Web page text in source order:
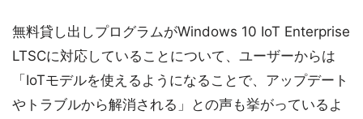
無料貸し出しプログラムがWindows 10 IoT Enterprise
LTSCに対応していることについて、ユーザーからは
「IoTモデルを使えるようになることで、アップデート
やトラブルから解消される」との声も挙がっているよ